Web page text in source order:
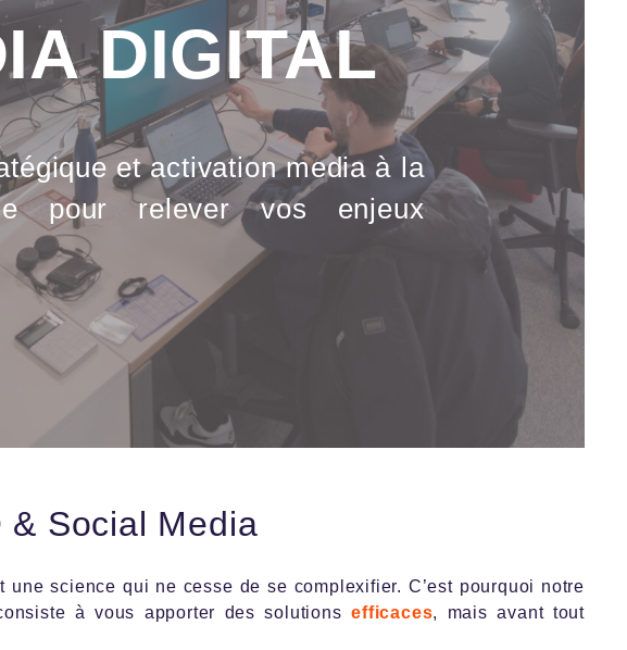
DIGITAL
et activation media à la
pour relever vos enjeux
& Social Media
une science qui ne cesse de se complexifier. C’est pourquoi notre
à vous apporter des solutionsefficaces, mais avant tout